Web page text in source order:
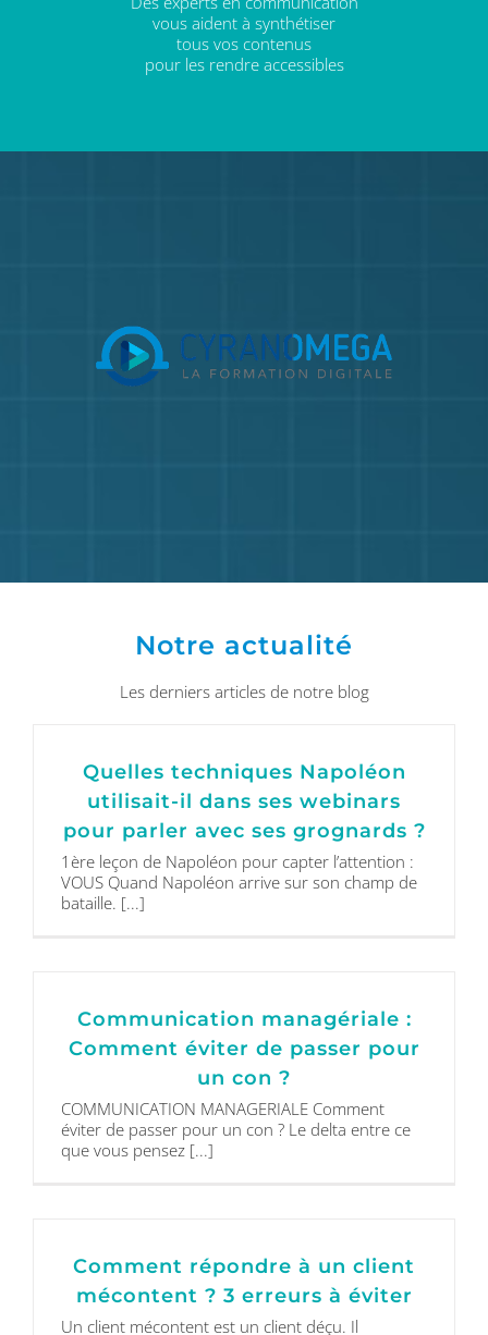
vous aident à synthétiser
tous vos contenus
pour les rendre accessibles
Notre actualité
Les derniers articles de notre blog
Quelles techniques Napoléon
utilisait-il dans ses webinars
pour parler avec ses grognards ?
1ère leçon de Napoléon pour capter l’attention :
VOUS Quand Napoléon arrive sur son champ de
bataille. [...]
Communication managériale :
Comment éviter de passer pour
un con ?
COMMUNICATION MANAGERIALE Comment
éviter de passer pour un con ? Le delta entre ce
que vous pensez [...]
Comment répondre à un client
mécontent ? 3 erreurs à éviter
Un client mécontent est un client déçu. Il